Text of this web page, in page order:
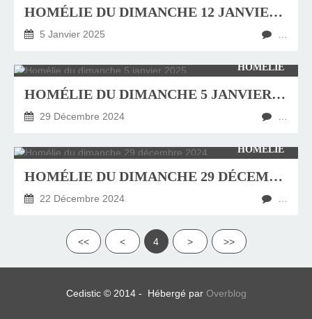
HOMÉLIE DU DIMANCHE 12 JANVIER 2025
5 Janvier 2025
HOMÉLIE
HOMÉLIE DU DIMANCHE 5 JANVIER 2025
29 Décembre 2024
HOMÉLIE
HOMÉLIE DU DIMANCHE 29 DÉCEMBRE 2024
22 Décembre 2024
<< < 4 > >>
Cedistic © 2014 - Hébergé par Overblog